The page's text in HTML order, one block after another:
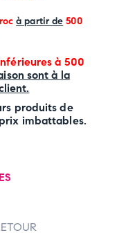
à partir de 500
à 500
sont à la
produits de
imbattables.